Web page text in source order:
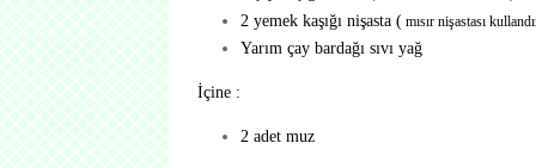
2 yemek kaşığı nişasta (mısır nişastası
Yarım çay bardağı sıvı yağ
İçine :
2 adet muz